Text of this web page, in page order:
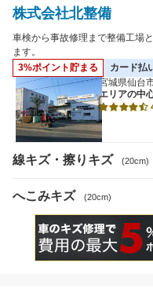
株式会社北整備
車検から事故修理まで整備工場
ます。
3%ポイント貯まる
カード払
宮城県仙台
エリアの中
線キズ・擦りキズ (20cm)
へこみキズ (20cm)